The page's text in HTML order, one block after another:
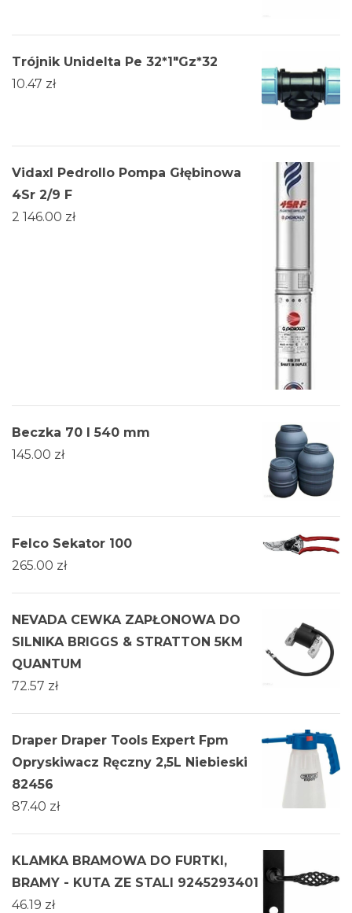
Trójnik Unidelta Pe 32*1"Gz*32
10.47 zł
Vidaxl Pedrollo Pompa Głębinowa
4Sr 2/9 F
2 146.00 zł
Beczka 70 l 540 mm
145.00 zł
Felco Sekator 100
265.00 zł
NEVADA CEWKA ZAPŁONOWA DO
SILNIKA BRIGGS & STRATTON 5KM
QUANTUM
72.57 zł
Draper Draper Tools Expert Fpm
Opryskiwacz Ręczny 2,5L Niebieski
82456
87.40 zł
KLAMKA BRAMOWA DO FURTKI,
BRAMY - KUTA ZE STALI 9245293401
46.19 zł